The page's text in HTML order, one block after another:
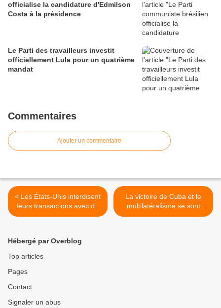
officialise la candidature d'Edmilson
Costa à la présidence
Le Parti des travailleurs investit
officiellement Lula pour un quatrième
mandat
Commentaires
Ajouter un commentaire
< Les États-Unis interdisent
leurs transactions avec de
nouvelles entités cubaines
La victoire de Cuba et le
multilatéralisme se sont
imposés à l'ONU >
Hébergé par Overblog
Top articles
Pages
Contact
Signaler un abus